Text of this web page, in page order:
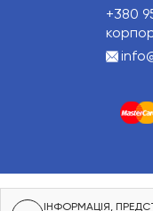
+380
ІНФОРМАЦІЯ,